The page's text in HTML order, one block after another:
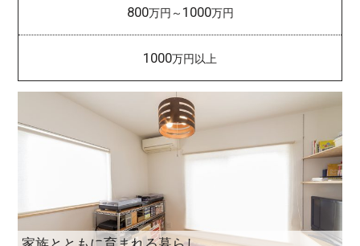
800万円～ 1000万円
1000万円以上